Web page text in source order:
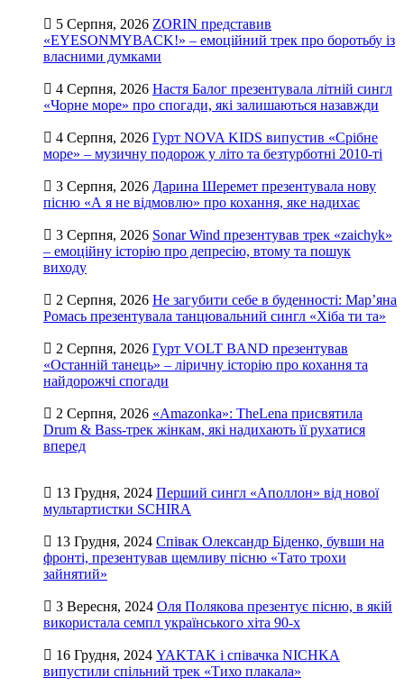
5 Серпня, 2026 ZORIN представив
«EYESONMYBACK!» – емоційний трек про боротьбу із
власними думками
4 Серпня, 2026 Настя Балог презентувала літній сингл
«Чорне море» про спогади, які залишаються назавжди
4 Серпня, 2026 Гурт NOVA KIDS випустив «Срібне
море» – музичну подорож у літо та безтурботні 2010-ті
3 Серпня, 2026 Дарина Шеремет презентувала нову
пісню «А я не відмовлю» про кохання, яке надихає
3 Серпня, 2026 Sonar Wind презентував трек «zaichyk»
– емоційну історію про депресію, втому та пошук
виходу
2 Серпня, 2026 Не загубити себе в буденності: Мар’яна
Ромась презентувала танцювальний сингл «Хіба ти та»
2 Серпня, 2026 Гурт VOLT BAND презентував
«Останній танець» – ліричну історію про кохання та
найдорожчі спогади
2 Серпня, 2026 «Amazonka»: TheLena присвятила
Drum & Bass-трек жінкам, які надихають її рухатися
вперед
13 Грудня, 2024 Перший сингл «Аполлон» від нової
мультартистки SCHIRA
13 Грудня, 2024 Співак Олександр Біденко, бувши на
фронті, презентував щемливу пісню «Тато трохи
зайнятий»
3 Вересня, 2024 Оля Полякова презентує пісню, в якій
використала семпл українського хіта 90-х
16 Грудня, 2024 YAKTAK і співачка NICHKA
випустили спільний трек «Тихо плакала»